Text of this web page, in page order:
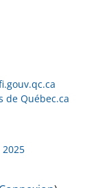
de Québec.ca